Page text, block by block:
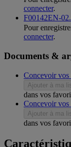
connecter.
F00142EN-
Pour
connecter.
Documents &
Concevoir
Ajouter à ma
dans vos
Concevoir
Ajouter à ma
dans vos